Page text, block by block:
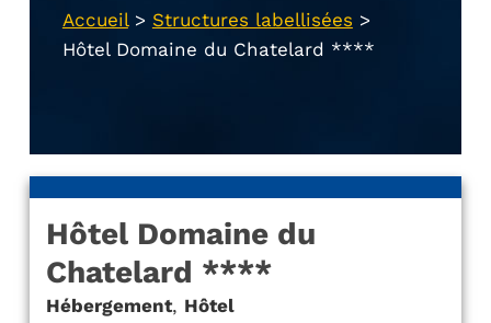
Accueil> Structures labellisées >
Hôtel Domaine du Chatelard ****
Hôtel Domaine du
Chatelard ****
Hébergement, Hôtel